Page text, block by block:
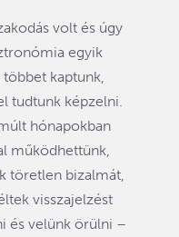
volt és úgy
egyik
kaptunk,
tudtunk képzelni.
hónapokban
működhettünk,
töretlen bizalmát,
visszajelzést
és velünk örülni –